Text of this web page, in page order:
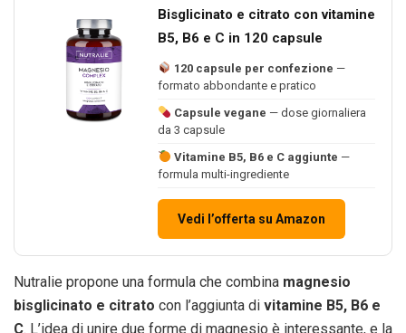
Bisglicinato e citrato con vitamine
B5, B6 e C in 120 capsule
120 capsule per confezione —
formato abbondante e pratico
Capsule vegane — dose giornaliera
da 3 capsule
Vitamine B5, B6 e C aggiunte —
formula multi-ingrediente
Vedi l’offerta su Amazon
Nutralie propone una formula che combina magnesio
bisglicinato e citrato con l’aggiunta di vitamine B5, B6 e
C. L’idea di unire due forme di magnesio è interessante, e la